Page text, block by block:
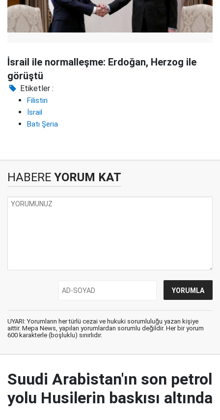
İsrail ile normalleşme: Erdoğan, Herzog ile
görüştü
Etiketler :
Filistin
İsrail
Batı Şeria
HABERE YORUM KAT
UYARI: Yorumların her türlü cezai ve hukuki sorumluluğu yazan kişiye
aittir. Mepa News, yapılan yorumlardan sorumlu değildir. Her bir yorum
600 karakterle (boşluklu) sınırlıdır.
Suudi Arabistan'ın son petrol
yolu Husilerin baskısı altında